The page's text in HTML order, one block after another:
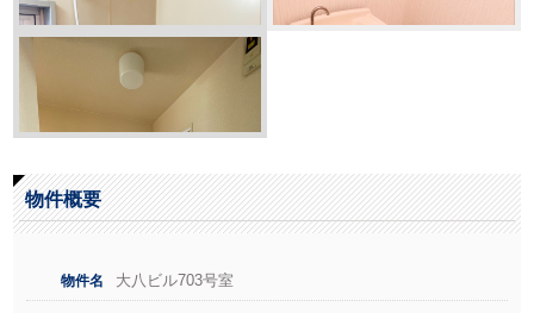
物件概要
物件名 大八ビル703号室